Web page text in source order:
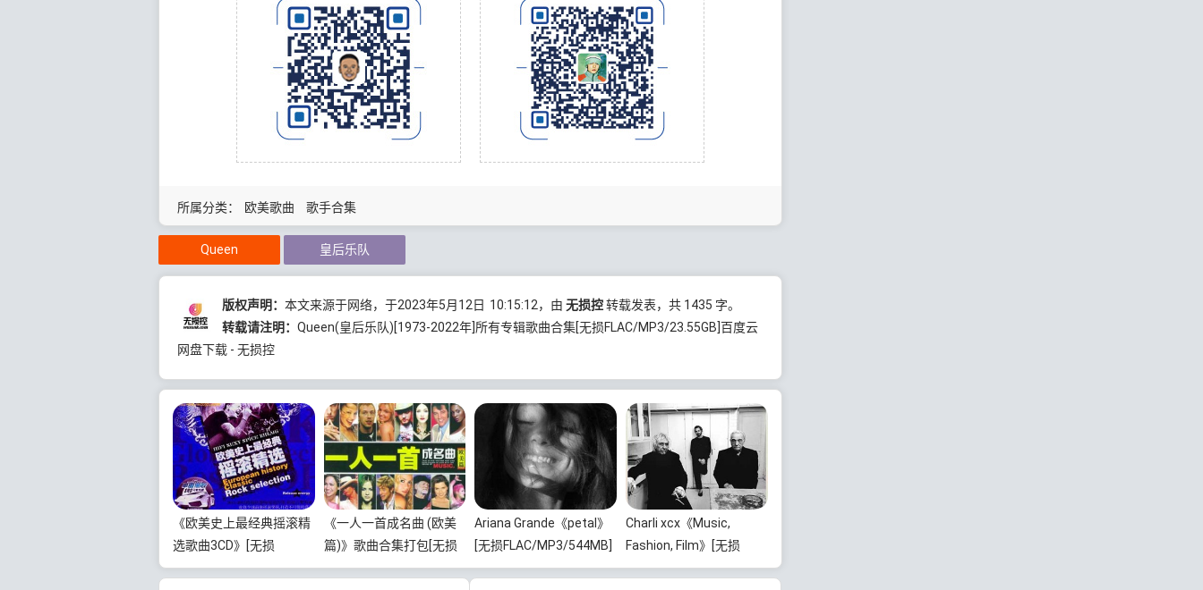
所属分类： 欧美歌曲 歌手合集
Queen 皇后乐队
版权声明： 本文来源于网络，于2023年5月12日 10:15:12，由 无损控转载发表，共 1435 字。
转载请注明： Queen(皇后乐队)[1973-2022年]所有专辑歌曲合集[无损FLAC/MP3/23.55GB]百度云
网盘下载 - 无损控
《欧美史上最经典摇滚精
选歌曲3CD》[无损
WAV/MP3/2.11GB]百度
《一人一首成名曲 (欧美
篇)》歌曲合集打包[无损
WAV/MP3/6.13GB]百度
Ariana Grande《petal》
[无损FLAC/MP3/544MB]
百度云网盘下载
Charli xcx《Music,
Fashion, Film》[无损
FLAC/MP3/639MB]百度